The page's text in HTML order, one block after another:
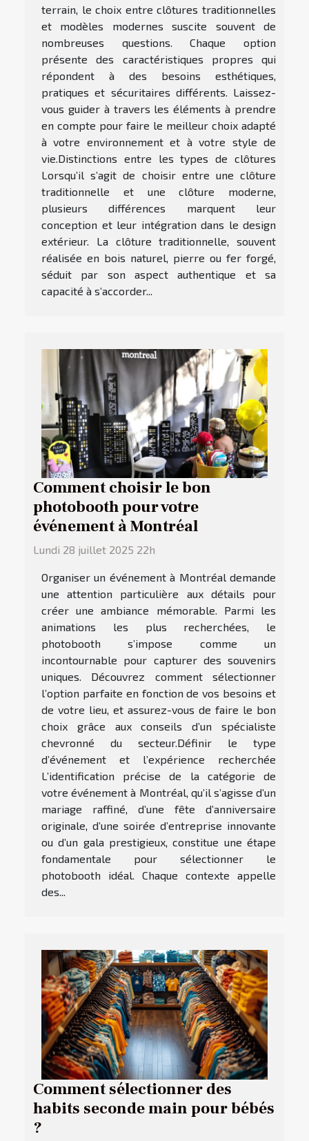
terrain, le choix entre clôtures traditionnelles
et modèles modernes suscite souvent de
nombreuses questions. Chaque option
présente des caractéristiques propres qui
répondent à des besoins esthétiques,
pratiques et sécuritaires différents. Laissez-
vous guider à travers les éléments à prendre
en compte pour faire le meilleur choix adapté
à votre environnement et à votre style de
vie.Distinctions entre les types de clôtures
Lorsqu’il s’agit de choisir entre une clôture
traditionnelle et une clôture moderne,
plusieurs différences marquent leur
conception et leur intégration dans le design
extérieur. La clôture traditionnelle, souvent
réalisée en bois naturel, pierre ou fer forgé,
séduit par son aspect authentique et sa
capacité à s’accorder...
Comment choisir le bon
photobooth pour votre
événement à Montréal
Lundi 28 juillet 2025 22h
Organiser un événement à Montréal demande
une attention particulière aux détails pour
créer une ambiance mémorable. Parmi les
animations les plus recherchées, le
photobooth s’impose comme un
incontournable pour capturer des souvenirs
uniques. Découvrez comment sélectionner
l’option parfaite en fonction de vos besoins et
de votre lieu, et assurez-vous de faire le bon
choix grâce aux conseils d’un spécialiste
chevronné du secteur.Définir le type
d’événement et l’expérience recherchée
L’identification précise de la catégorie de
votre événement à Montréal, qu’il s’agisse d’un
mariage raffiné, d’une fête d’anniversaire
originale, d’une soirée d’entreprise innovante
ou d’un gala prestigieux, constitue une étape
fondamentale pour sélectionner le
photobooth idéal. Chaque contexte appelle
des...
Comment sélectionner des
habits seconde main pour bébés
?